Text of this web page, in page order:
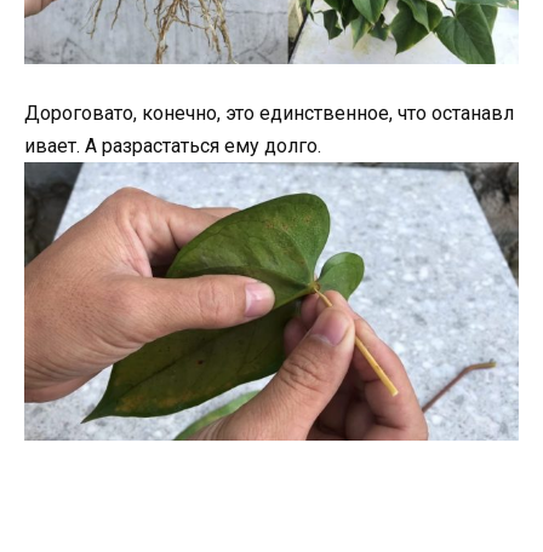
Дороговато, конечно, это единственное, что останавл
ивает. А разрастаться ему долго.